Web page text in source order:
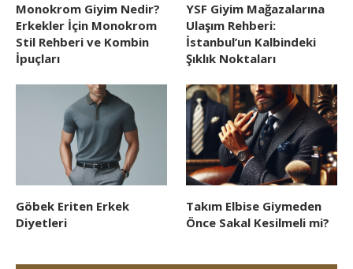
Monokrom Giyim Nedir?
Erkekler İçin Monokrom
Stil Rehberi ve Kombin
İpuçları
YSF Giyim Mağazalarına
Ulaşım Rehberi:
İstanbul’un Kalbindeki
Şıklık Noktaları
Göbek Eriten Erkek
Diyetleri
Takım Elbise Giymeden
Önce Sakal Kesilmeli mi?